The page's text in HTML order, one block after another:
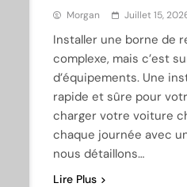
Morgan Juillet 15,
Installer une borne de
complexe, mais c’est
d’équipements. Une
rapide et sûre pour
charger votre voiture
chaque journée avec
nous détaillons…
Lire Plus